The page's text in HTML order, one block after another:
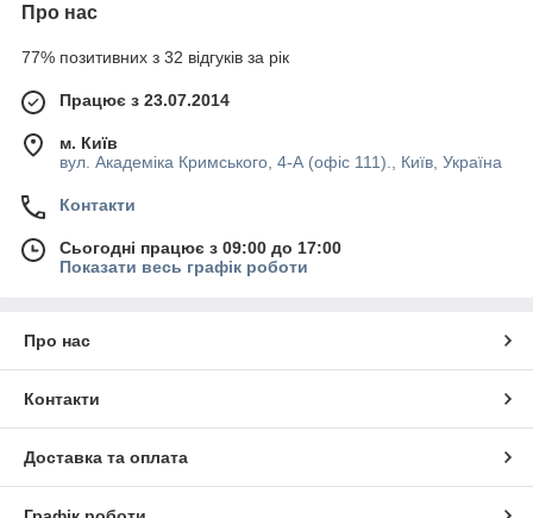
Про нас
77% позитивних з 32 відгуків за рік
Працює з 23.07.2014
м. Київ
вул. Академіка Кримського, 4-А (офіс 111)., Київ, Україна
Контакти
Сьогодні працює з 09:00 до 17:00
Показати весь графік роботи
Про нас
Контакти
Доставка та оплата